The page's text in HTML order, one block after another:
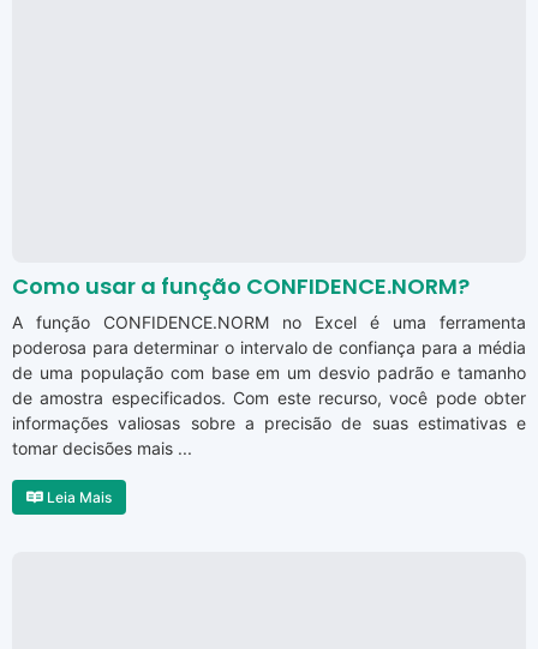
Como usar a função CONFIDENCE.NORM?
A função CONFIDENCE.NORM no Excel é uma ferramenta
poderosa para determinar o intervalo de confiança para a média
de uma população com base em um desvio padrão e tamanho
de amostra especificados. Com este recurso, você pode obter
informações valiosas sobre a precisão de suas estimativas e
tomar decisões mais ...
Leia Mais